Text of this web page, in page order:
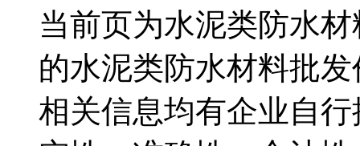
当前页为水泥类防水
的水泥类防水材料批
相关信息均有企业自